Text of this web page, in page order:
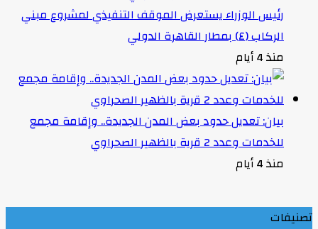
رئيس الوزراء يستعرض الموقف التنفيذي لمشروع مبني
الركاب (٤) بمطار القاهرة الدولي
منذ 4 أيام
بيان: تعديل حدود بعض المدن الجديدة.. وإقامة مجمع
للخدمات وعدد 2 قرية بالظهير الصحراوي
منذ 4 أيام
تصنيفات